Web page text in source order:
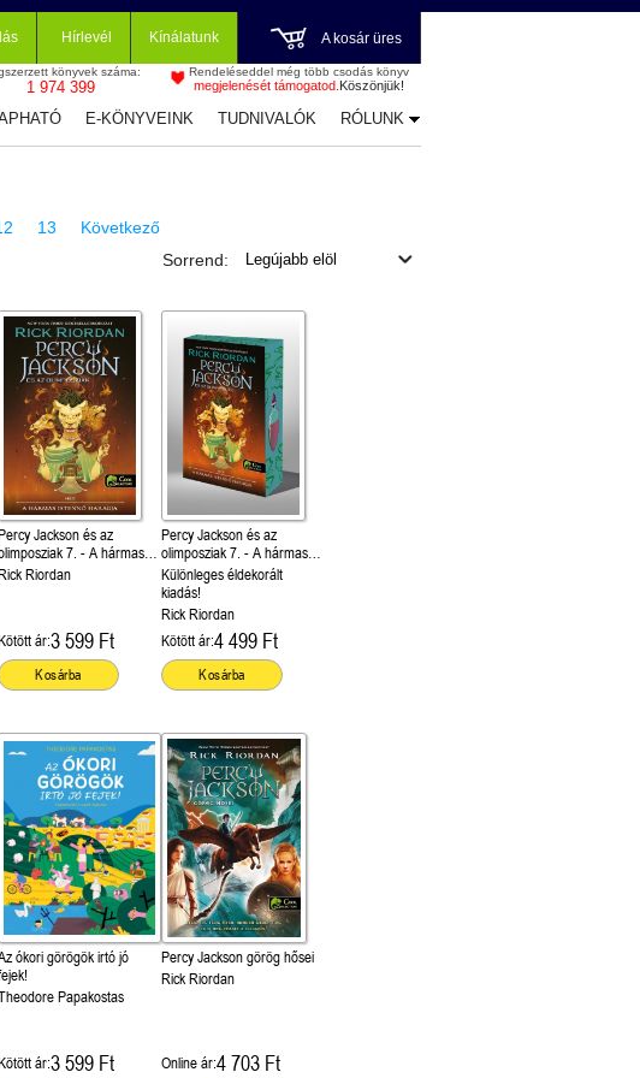
Hírlevél Kínálatunk A kosár üres
könyvek száma:
1 974 399
Rendeléseddel még több csodás könyv
megjelenését támogatod. Köszönjük!
E-KÖNYVEINK TUDNIVALÓK RÓLUNK
13
Következő
Sorrend:
Jackson és az
7. - A hármas
haragja
Riordan
ár:3 599 Ft
Kosárba
Percy Jackson és az
olimposziak 7. - A hármas
istennő haragja
Különleges éldekorált
kiadás!
Rick Riordan
Kötött ár:4 499 Ft
Kosárba
ókori görögök irtó jó
Papakostas
ár:3 599 Ft
Percy Jackson görög hősei
Rick Riordan
Online ár:4 703 Ft